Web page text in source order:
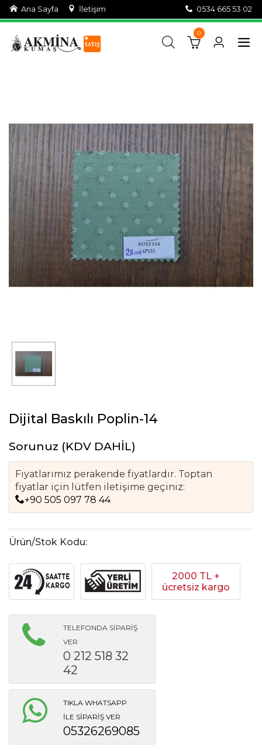
Ana Sayfa İletişim 0534 665 53 02
0
Dijital Baskılı Poplin-14
Sorunuz (KDV DAHİL)
Fiyatlarımız perakende fiyatlardır. Toptan
fiyatlar için lütfen iletişime geçiniz:
+90 505 097 78 44
Ürün/Stok Kodu:
2000 TL +
ücretsiz kargo
TELEFONDA SİPARİŞ
VER
0 212 518 32
42
TIKLA WHATSAPP
İLE SİPARİŞ VER
05326269085